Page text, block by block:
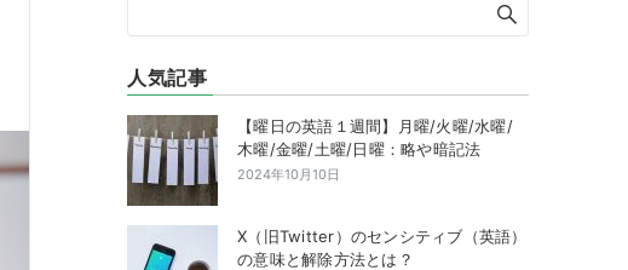
人気記事
【曜日の英語１週間】月曜/火曜/水曜/
木曜/金曜/土曜/日曜：略や暗記法
2024年10月10日
X（旧Twitter）のセンシティブ（英語）
の意味と解除方法とは？